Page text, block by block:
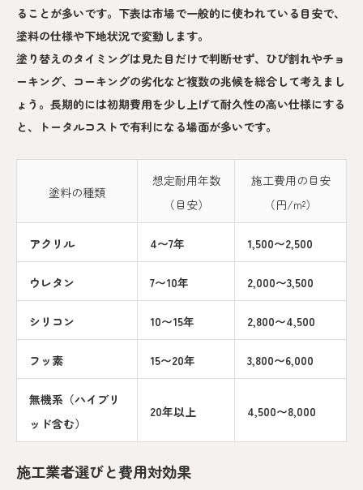
ることが多いです。下表は市場で一般的に使われている目安で、
塗料の仕様や下地状況で変動します。
塗り替えのタイミングは見た目だけで判断せず、ひび割れやチョ
ーキング、コーキングの劣化など複数の兆候を総合して考えまし
ょう。長期的には初期費用を少し上げて耐久性の高い仕様にする
と、トータルコストで有利になる場面が多いです。
塗料の種類
想定耐用年数
（目安）
施工費用の目安
（円/m²）
アクリル 4〜7年 1,500〜2,500
ウレタン 7〜10年 2,000〜3,500
シリコン 10〜15年 2,800〜4,500
フッ素 15〜20年 3,800〜6,000
無機系（ハイブリ
ッド含む）
20年以上 4,500〜8,000
施工業者選びと費用対効果